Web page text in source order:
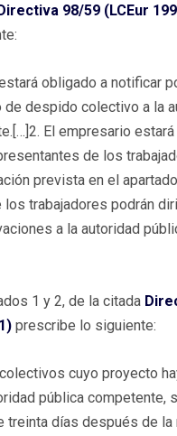
98/59 (LCEur
obligado a notificar
de despido colectivo a la
El empresario
de los
prevista en el
trabajadores podrán
a la autoridad
1 y 2, de la citada
prescribe lo siguiente:
cuyo proyecto
pública competente,
treinta días después de la